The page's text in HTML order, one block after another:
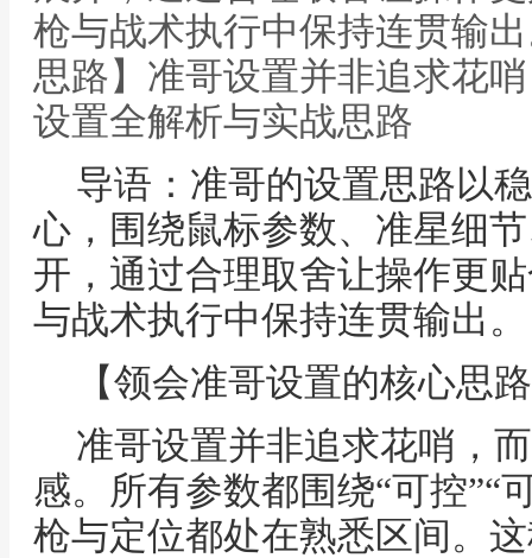
枪与战术执行中保持连贯输
思路】准哥设置并非追求花
设置全解析与实战思路
导语：准哥的设置思路以
心，围绕鼠标参数、准星细
开，通过合理取舍让操作更
与战术执行中保持连贯输出。
【领会准哥设置的核心思
准哥设置并非追求花哨，
感。所有参数都围绕“可控”“
枪与定位都处在熟悉区间。